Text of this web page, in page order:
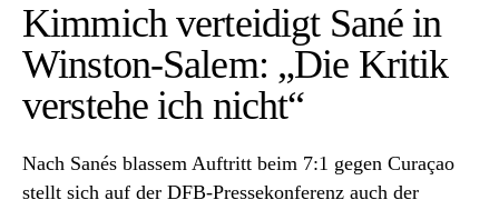
Kimmich verteidigt Sané in
Winston-Salem: „Die Kritik
verstehe ich nicht“
Nach Sanés blassem Auftritt beim 7:1 gegen Curaçao
stellt sich auf der DFB-Pressekonferenz auch der